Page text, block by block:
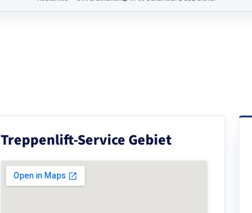
Treppenlift-Service Gebiet